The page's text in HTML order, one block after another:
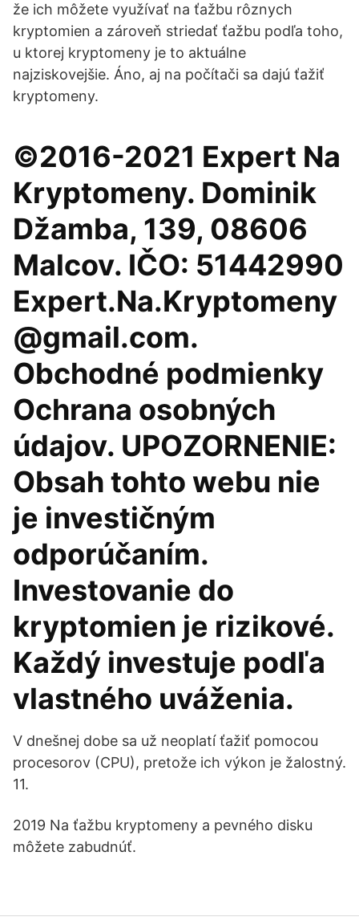
že ich môžete využívať na ťažbu rôznych
kryptomien a zároveň striedať ťažbu podľa toho,
u ktorej kryptomeny je to aktuálne
najziskovejšie. Áno, aj na počítači sa dajú ťažiť
kryptomeny.
©2016-2021 Expert Na
Kryptomeny. Dominik
Džamba, 139, 08606
Malcov. IČO: 51442990
Expert.Na.Kryptomeny
@gmail.com.
Obchodné podmienky
Ochrana osobných
údajov. UPOZORNENIE:
Obsah tohto webu nie
je investičným
odporúčaním.
Investovanie do
kryptomien je rizikové.
Každý investuje podľa
vlastného uváženia.
V dnešnej dobe sa už neoplatí ťažiť pomocou
procesorov (CPU), pretože ich výkon je žalostný.
11.
2019 Na ťažbu kryptomeny a pevného disku
môžete zabudnúť.